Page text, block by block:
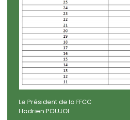
Le Président de la FFCC
Hadrien POUJOL